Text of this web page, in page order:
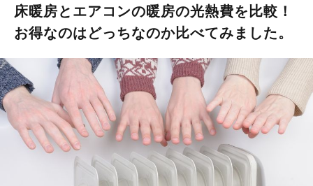
床暖房とエアコンの暖房の光熱費を比較！
お得なのはどっちなのか比べてみました。